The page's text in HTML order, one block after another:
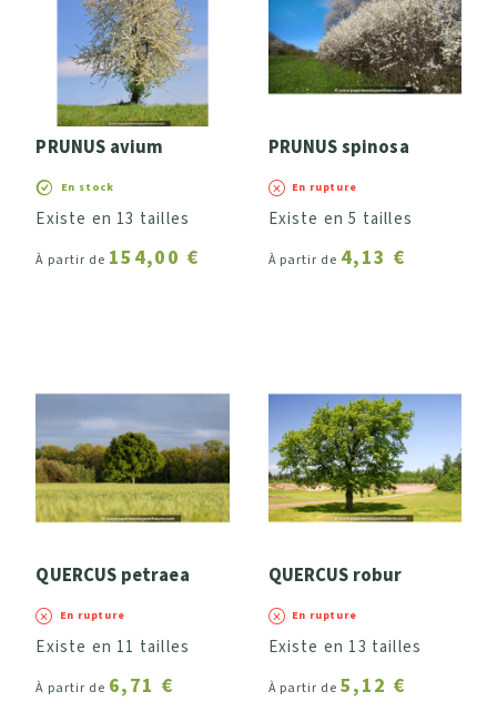
PRUNUS avium
En stock
Existe en 13 tailles
À partir de 154,00 €
PRUNUS spinosa
En rupture
Existe en 5 tailles
À partir de 4,13 €
QUERCUS petraea
En rupture
Existe en 11 tailles
À partir de 6,71 €
QUERCUS robur
En rupture
Existe en 13 tailles
À partir de 5,12 €